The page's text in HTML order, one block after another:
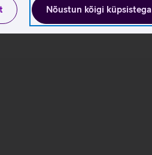
Nõustun kõigi küpsistega